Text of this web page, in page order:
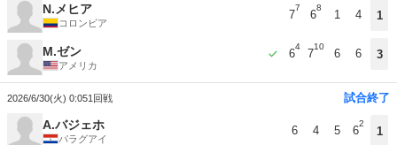
N.メヒア
コロンビア
7
7
6
8
1 4 1
M.ゼン
アメリカ
6
4
7
10
6 6 3
2026/6/30(火) 0:051回戦 試合終了
A.バジェホ
パラグアイ
6 4 5 6
2
1